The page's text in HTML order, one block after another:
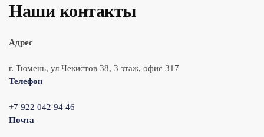
Наши контакты
Адрес
г. Тюмень, ул Чекистов 38, 3 этаж, офис 317
Телефон
+7 922 042 94 46
Почта